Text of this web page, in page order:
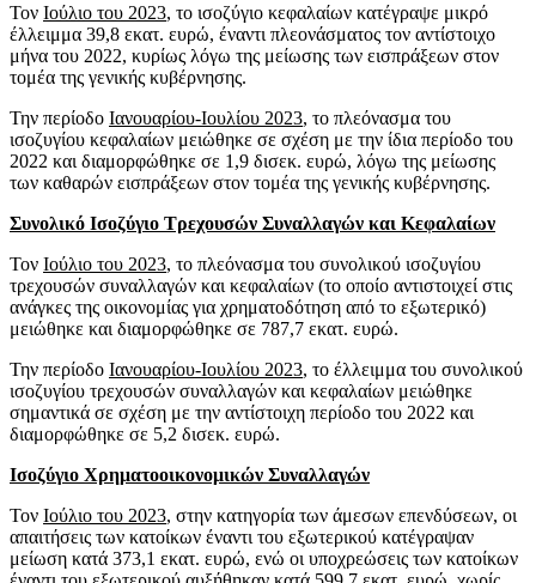
Τον Ιούλιο του 2023, το ισοζύγιο κεφαλαίων κατέγραψε μικρό
έλλειμμα 39,8 εκατ. ευρώ, έναντι πλεονάσματος τον αντίστοιχο
μήνα του 2022, κυρίως λόγω της μείωσης των εισπράξεων στον
τομέα της γενικής κυβέρνησης.
Την περίοδο Ιανουαρίου-Ιουλίου 2023, το πλεόνασμα του
ισοζυγίου κεφαλαίων μειώθηκε σε σχέση με την ίδια περίοδο του
2022 και διαμορφώθηκε σε 1,9 δισεκ. ευρώ, λόγω της μείωσης
των καθαρών εισπράξεων στον τομέα της γενικής κυβέρνησης.
Συνολικό Ισοζύγιο Τρεχουσών Συναλλαγών και Κεφαλαίων
Τον Ιούλιο του 2023, το πλεόνασμα του συνολικού ισοζυγίου
τρεχουσών συναλλαγών και κεφαλαίων (το οποίο αντιστοιχεί στις
ανάγκες της οικονομίας για χρηματοδότηση από το εξωτερικό)
μειώθηκε και διαμορφώθηκε σε 787,7 εκατ. ευρώ.
Την περίοδο Ιανουαρίου-Ιουλίου 2023, το έλλειμμα του συνολικού
ισοζυγίου τρεχουσών συναλλαγών και κεφαλαίων μειώθηκε
σημαντικά σε σχέση με την αντίστοιχη περίοδο του 2022 και
διαμορφώθηκε σε 5,2 δισεκ. ευρώ.
Ισοζύγιο Χρηματοοικονομικών Συναλλαγών
Τον Ιούλιο του 2023, στην κατηγορία των άμεσων επενδύσεων, οι
απαιτήσεις των κατοίκων έναντι του εξωτερικού κατέγραψαν
μείωση κατά 373,1 εκατ. ευρώ, ενώ οι υποχρεώσεις των κατοίκων